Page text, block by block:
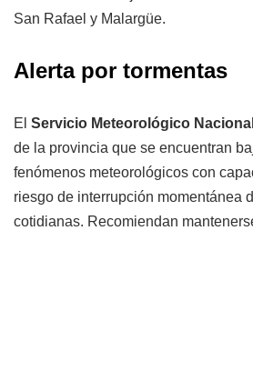
San Rafael y Malargüe.
Alerta por tormentas
El Servicio Meteorológico Nacional
de la provincia que se encuentran
fenómenos meteorológicos con
riesgo de interrupción momentánea
cotidianas. Recomiendan